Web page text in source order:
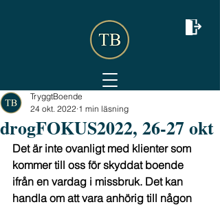
drogFOKUS2022, 26-27 okt
TryggtBoende
24 okt. 2022 1 min läsning
Det är inte ovanligt med klienter som
kommer till oss för skyddat boende
ifrån en vardag i missbruk. Det kan
handla om att vara anhörig till någon